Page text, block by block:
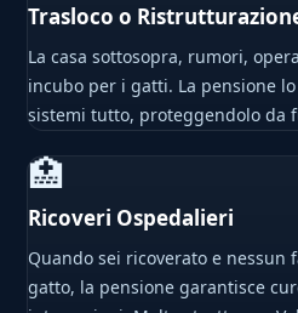
Trasloco o
La casa sottosopra, rumori,
incubo per i gatti. La pensione
sistemi tutto, proteggendolo da
🏥
Ricoveri Ospedalieri
Quando sei ricoverato e nessun
gatto, la pensione garantisce